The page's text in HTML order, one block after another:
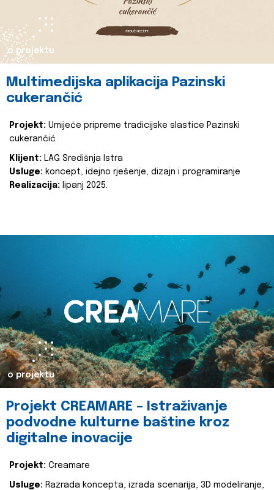
o projektu
Multimedijska aplikacija Pazinski
cukerančić
Projekt: Umijeće pripreme tradicijske slastice Pazinski
cukerančić
Klijent: LAG Središnja Istra
Usluge: koncept, idejno rješenje, dizajn i programiranje
Realizacija: lipanj 2025.
o projektu
Projekt CREAMARE – Istraživanje
podvodne kulturne baštine kroz
digitalne inovacije
Projekt: Creamare
Usluge: Razrada koncepta, izrada scenarija, 3D modeliranje,